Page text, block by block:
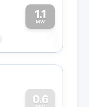
1.1
MW
1
0.6